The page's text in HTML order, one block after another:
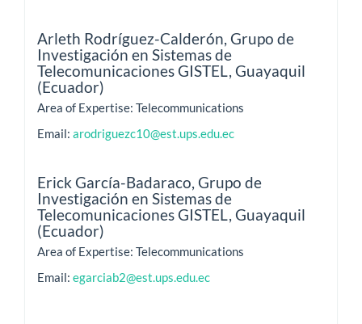
Arleth Rodríguez-Calderón, Grupo de
Investigación en Sistemas de
Telecomunicaciones GISTEL, Guayaquil
(Ecuador)
Area of Expertise: Telecommunications
Email: arodriguezc10@est.ups.edu.ec
Erick García-Badaraco, Grupo de
Investigación en Sistemas de
Telecomunicaciones GISTEL, Guayaquil
(Ecuador)
Area of Expertise: Telecommunications
Email: egarciab2@est.ups.edu.ec